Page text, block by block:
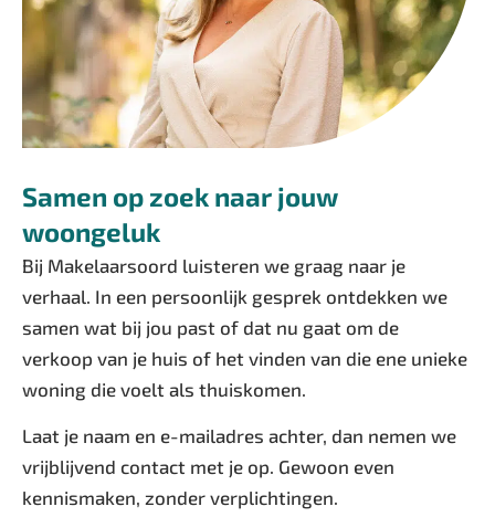
Samen op zoek naar jouw
woongeluk
Bij Makelaarsoord luisteren we graag naar je
verhaal. In een persoonlijk gesprek ontdekken we
samen wat bij jou past of dat nu gaat om de
verkoop van je huis of het vinden van die ene unieke
woning die voelt als thuiskomen.
Laat je naam en e-mailadres achter, dan nemen we
vrijblijvend contact met je op. Gewoon even
kennismaken, zonder verplichtingen.